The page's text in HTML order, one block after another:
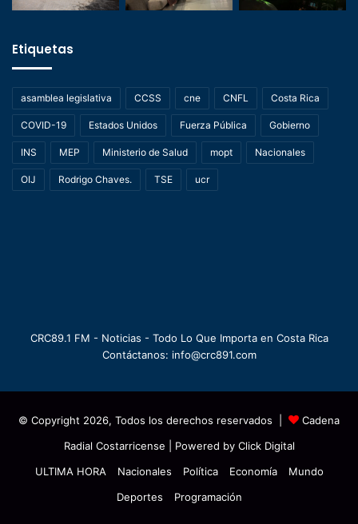
Etiquetas
asamblea legislativa CCSS cne CNFL Costa Rica
COVID-19 Estados Unidos Fuerza Pública Gobierno
INS MEP Ministerio de Salud mopt Nacionales
OIJ Rodrigo Chaves. TSE ucr
CRC89.1 FM - Noticias - Todo Lo Que Importa en Costa Rica
Contáctanos: info@crc891.com
© Copyright 2026, Todos los derechos reservados |
Cadena
Radial Costarricense | Powered by Click Digital
ULTIMA HORA
Nacionales Política Economía
Mundo
Deportes
Programación